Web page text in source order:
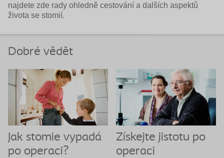
najdete zde rady ohledně cestování a dalších aspektů
života se stomií.
Dobré vědět
Jak stomie vypadá
po operaci?
Získejte jistotu po
operaci